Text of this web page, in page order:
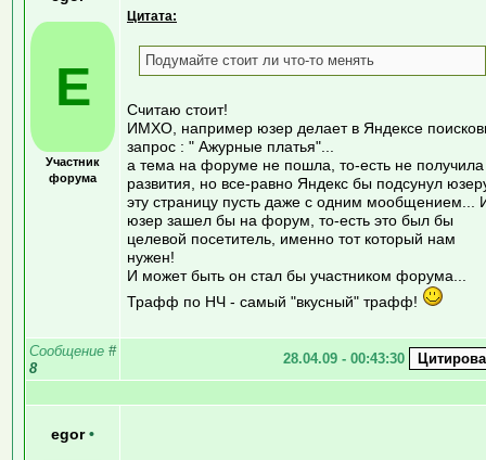
E
Участник
форума
Цитата:
Подумайте стоит ли что-то менять
Считаю стоит!
ИМХО, например юзер делает в Яндексе
запрос : " Ажурные платья"...
а тема на форуме не пошла, то-есть не получила
развития, но все-равно Яндекс бы подсунул
эту страницу пусть даже с одним мообщением...
юзер зашел бы на форум, то-есть это был бы
целевой посетитель, именно тот который нам
нужен!
И может быть он стал бы участником форума...
Трафф по НЧ - самый "вкусный" трафф!
Сообщение #
8
28.04.09 - 00:43:30
egor •